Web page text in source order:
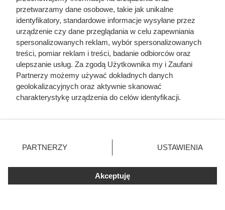
Najpopularniejsze w tej chwili
Kazali jej rozbierać się w niemal każdym
filmie. Przekleństwo polskiej seksbomby
podróży poślubnej. Powód do dziś
szokuje
Miała 17 lat i zagrała całkowicie nagą
przetwarzamy dane osobowe, takie jak unikalne
identyfikatory, standardowe informacje wysyłane przez
urządzenie czy dane przeglądania w celu zapewniania
spersonalizowanych reklam, wybór spersonalizowanych
treści, pomiar reklam i treści, badanie odbiorców oraz
ulepszanie usług. Za zgodą Użytkownika my i Zaufani
Partnerzy możemy używać dokładnych danych
geolokalizacyjnych oraz aktywnie skanować
charakterystykę urządzenia do celów identyfikacji.
zmienić/wycofać klikając przycisk ustawień prywatności
znajdujący się w lewym dolnym rogu strony. Niektóre
użytkownika, ale masz prawo sprzeciwić się takiemu
przetwarzaniu. Preferencje będą miały zastosowania tylko
PARTNERZY USTAWIENIA
Akceptuję